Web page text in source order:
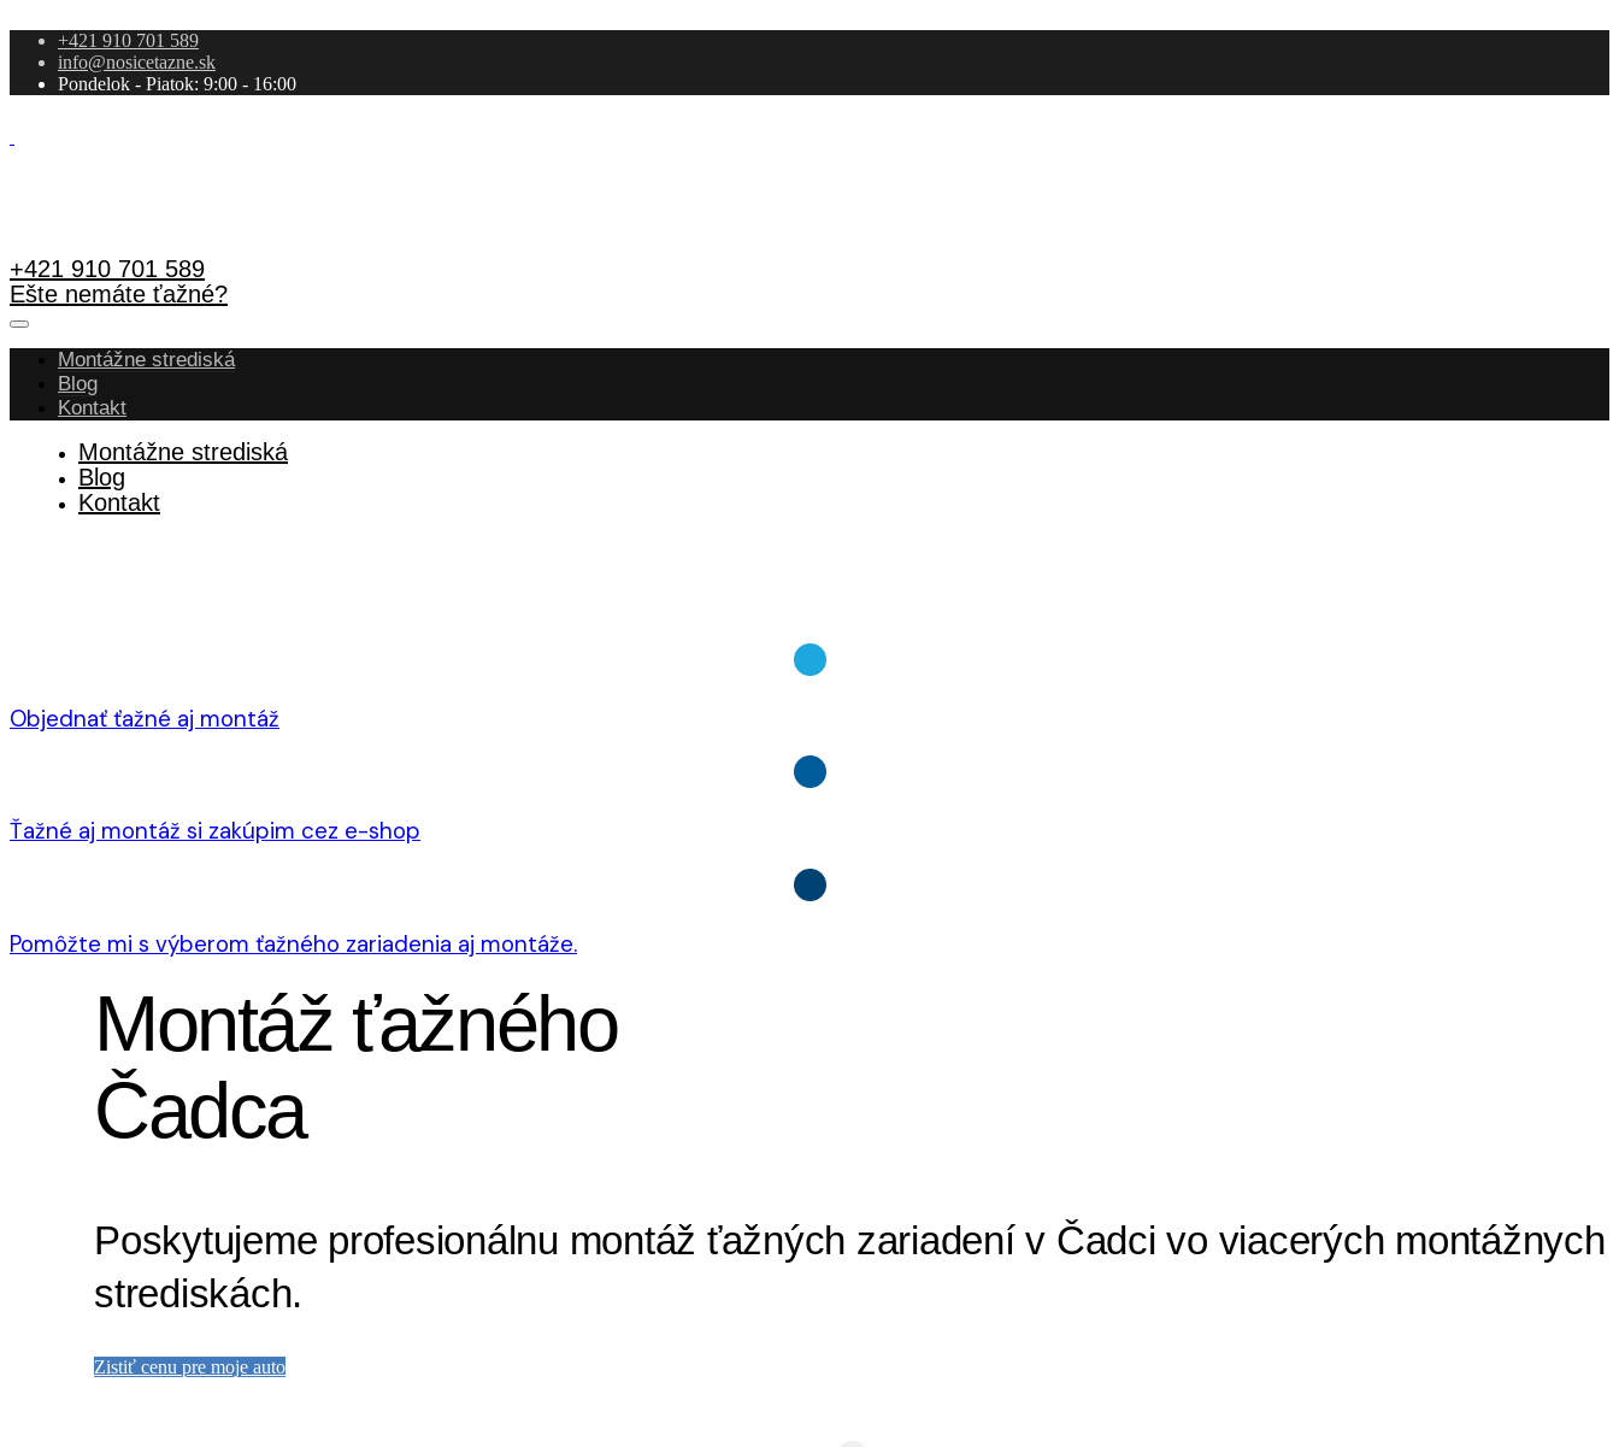
+421 910 701 589
info@nosicetazne.sk
Pondelok - Piatok: 9:00 - 16:00
+421 910 701 589
Ešte nemáte ťažné?
Montážne strediská
Blog
Kontakt
Montážne strediská
Blog
Kontakt
Objednať ťažné aj montáž
Ťažné aj montáž si zakúpim cez e-shop
Pomôžte mi s výberom ťažného zariadenia aj montáže.
Montáž ťažného
Čadca
Poskytujeme profesionálnu montáž ťažných zariadení v Čadci vo viacerých montážnych
strediskách.
Zistiť cenu pre moje auto